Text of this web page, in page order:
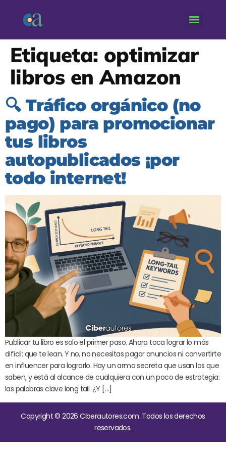
Etiqueta: optimizar
libros en Amazon
🔍 Tráfico orgánico (no
pago) para promocionar
tus libros
autopublicados ¡por
todo internet!
Publicar tu libro es solo el primer paso. Ahora toca lograr lo más
difícil: que te lean. Y no, no necesitas pagar anuncios ni convertirte
en influencer para lograrlo. Hay un arma secreta que usan los que
saben, y está al alcance de cualquiera con un poco de estrategia:
las palabras clave long tail. ¿Y […]
Copyright © 2026 Ciberautores.com. Todos los derechos
reservados.